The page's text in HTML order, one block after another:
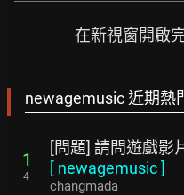
在新視窗開啟
newagemusic 近期熱
1
4
[問題] 請問遊戲影
[ newagemusic]
changmada